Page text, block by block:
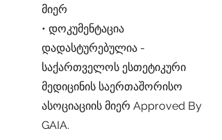
მიერ
• დოკუმენტაცია
დადასტურებულია -
საქართველოს ესთეტიკური
მედიცინის საერთაშორისო
ასოციაციის მიერ Approved By
GAIA.